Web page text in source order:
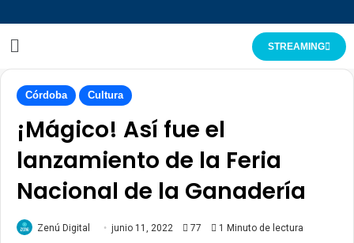
STREAMING
Córdoba Cultura
¡Mágico! Así fue el
lanzamiento de la Feria
Nacional de la Ganadería
Zenú Digital junio 11, 2022 77 1 Minuto de lectura